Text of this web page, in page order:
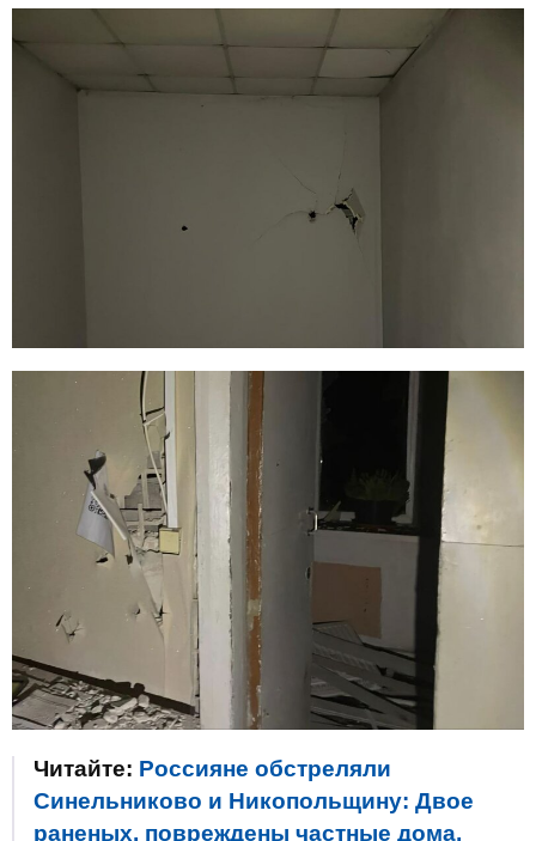
Читайте: Россияне обстреляли
Синельниково и Никопольщину: Двое
раненых, повреждены частные дома,